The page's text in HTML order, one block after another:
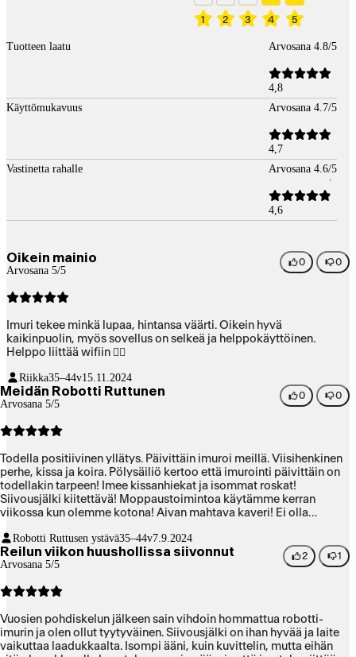
1 2 3 4 5
Tuotteen laatu Arvosana 4.8/5
4,8
Käyttömukavuus
Arvosana 4.7/5
4,7
Vastinetta rahalle
Arvosana 4.6/5
4,6
Oikein mainio
Arvosana 5/5
0 0
Imuri tekee minkä lupaa, hintansa väärti. Oikein hyvä
kaikinpuolin, myös sovellus on selkeä ja helppokäyttöinen.
Helppo liittää wifiin 👌🏽
Riikka35–44v15.11.2024
Meidän Robotti Ruttunen
Arvosana 5/5
0 0
Todella positiivinen yllätys. Päivittäin imuroi meillä. Viisihenkinen
perhe, kissa ja koira. Pölysäiliö kertoo että imurointi päivittäin on
todellakin tarpeen! Imee kissanhiekat ja isommat roskat!
Siivousjälki kiitettävä! Moppaustoimintoa käytämme kerran
viikossa kun olemme kotona! Aivan mahtava kaveri! Ei olla
legot talteen 😉
Robotti Ruttusen ystävä35–44v7.9.2024
Reilun viikon huushollissa siivonnut
Arvosana 5/5
2 1
Vuosien pohdiskelun jälkeen sain vihdoin hommattua robotti-
imurin ja olen ollut tyytyväinen. Siivousjälki on ihan hyvää ja laite
vaikuttaa laadukkaalta. Isompi ääni, kuin kuvittelin, mutta eihän